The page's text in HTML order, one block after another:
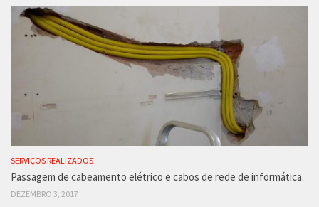
SERVIÇOS REALIZADOS
Passagem de cabeamento elétrico e cabos de rede de informática.
DEZEMBRO 3, 2017